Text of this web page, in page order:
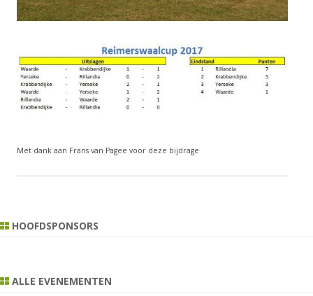
Met dank aan Frans van Pagee voor deze bijdrage
HOOFDSPONSORS
ALLE EVENEMENTEN